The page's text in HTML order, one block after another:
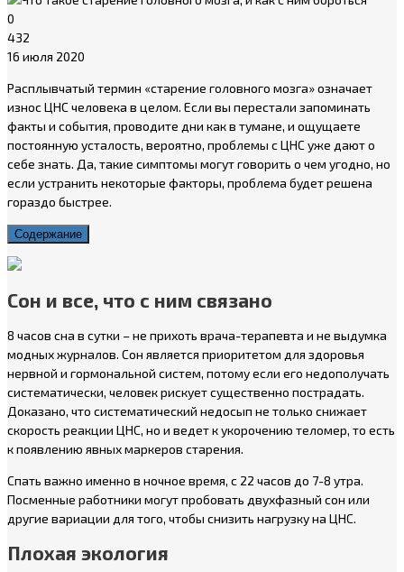
0
432
16 июля 2020
Расплывчатый термин «старение головного мозга» означает
износ ЦНС человека в целом. Если вы перестали запоминать
факты и события, проводите дни как в тумане, и ощущаете
постоянную усталость, вероятно, проблемы с ЦНС уже дают о
себе знать. Да, такие симптомы могут говорить о чем угодно, но
если устранить некоторые факторы, проблема будет решена
гораздо быстрее.
Содержание
Сон и все, что с ним связано
8 часов сна в сутки – не прихоть врача-терапевта и не выдумка
модных журналов. Сон является приоритетом для здоровья
нервной и гормональной систем, потому если его недополучать
систематически, человек рискует существенно пострадать.
Доказано, что систематический недосып не только снижает
скорость реакции ЦНС, но и ведет к укорочению теломер, то есть
к появлению явных маркеров старения.
Спать важно именно в ночное время, с 22 часов до 7-8 утра.
Посменные работники могут пробовать двухфазный сон или
другие вариации для того, чтобы снизить нагрузку на ЦНС.
Плохая экология